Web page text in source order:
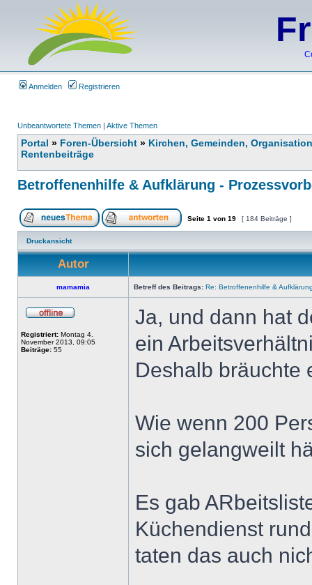
Anmelden Registrieren
Unbeantwortete Themen | Aktive Themen
Portal » Foren-Übersicht » Kirchen, Gemeinden,
Rentenbeiträge
Betroffenenhilfe & Aufklärung -
Seite 1 von 19 [ 184 Beiträge ]
Druckansicht
Autor
mamamia Betreff des Beitrags: Re: Betroffenenhilfe &
Registriert: Montag 4.
November 2013, 09:05
Beiträge: 55
Ja, und dann hat
ein
Deshalb bräuchte
Wie wenn 200
sich gelangweilt
Es gab
Küchendienst
taten das auch